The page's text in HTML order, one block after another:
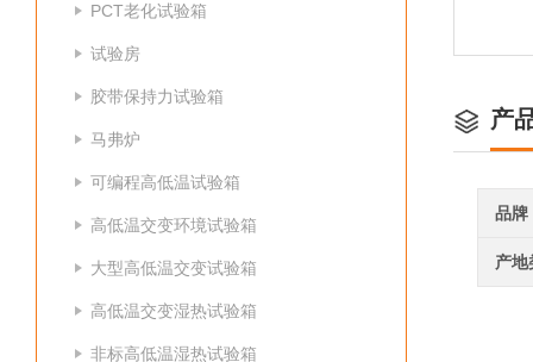
PCT老化试验箱
试验房
胶带保持力试验箱
马弗炉
可编程高低温试验箱
高低温交变环境试验箱
大型高低温交变试验箱
高低温交变湿热试验箱
非标高低温湿热试验箱
产
品牌
产地